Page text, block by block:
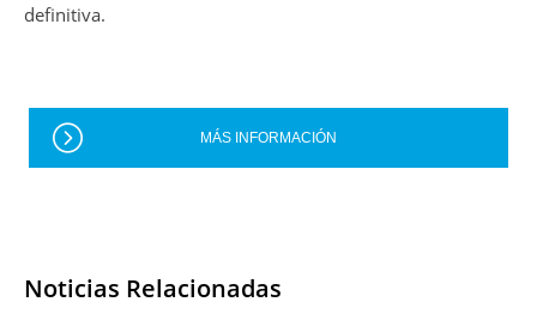
definitiva.
MÁS INFORMACIÓN
Noticias Relacionadas